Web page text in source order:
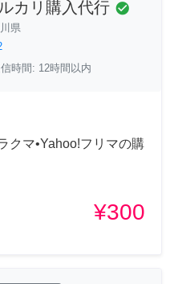
カリ購入代行 check_circle
県
時間: 12時間以内
クマ•Yahoo!フリマの購
¥300